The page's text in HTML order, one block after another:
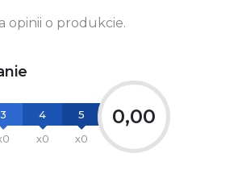
opinii o produkcie.
3
4
x0
5
x0
0,00